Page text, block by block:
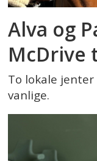
Alva og
McDrive
To lokale
vanlige.